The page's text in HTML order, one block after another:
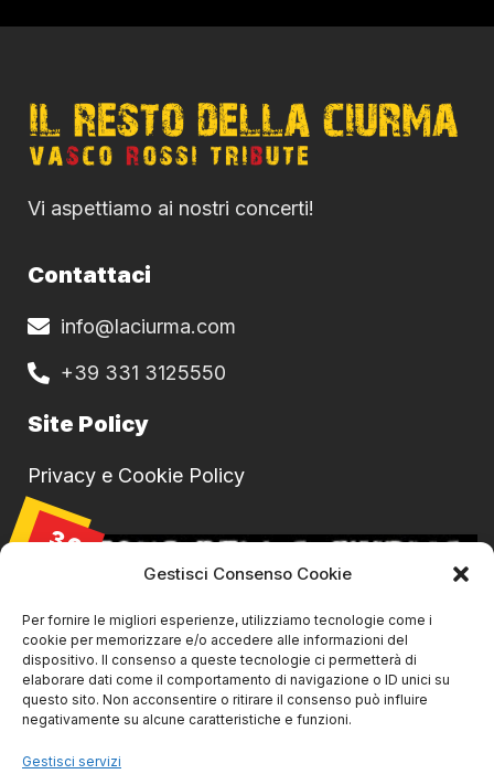
Gestisci Consenso Cookie
Per fornire le migliori esperienze, utilizziamo tecnologie come i
cookie per memorizzare e/o accedere alle informazioni del
dispositivo. Il consenso a queste tecnologie ci permetterà di
elaborare dati come il comportamento di navigazione o ID unici su
questo sito. Non acconsentire o ritirare il consenso può influire
negativamente su alcune caratteristiche e funzioni.
Gestisci servizi
Vi aspettiamo ai nostri concerti!
Contattaci
info@laciurma.com
+39 331 3125550
Site Policy
Privacy e Cookie Policy
30